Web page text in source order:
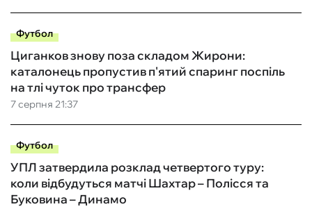
Футбол
7 серпня 21:37
Циганков знову поза складом Жирони:
каталонець пропустив п'ятий спаринг поспіль
на тлі чуток про трансфер
Футбол
УПЛ затвердила розклад четвертого туру:
коли відбудуться матчі Шахтар – Полісся та
Буковина – Динамо